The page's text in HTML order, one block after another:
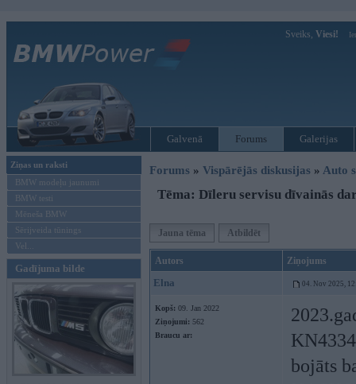
Sveiks, Viesi!
Galvenā Forums Galerijas
Ziņas un raksti
BMW modeļu jaunumi
BMW testi
Mēneša BMW
Sērijveida tūnings
Vel...
Gadījuma bilde
Forums » Vispārējās diskusijas » Auto
Tēma: Dīleru servisu dīvainās
Jauna tēma Atbildēt
Autors Ziņojums
Elna 04. Nov 2025,
Kopš: 09. Jan 2022
Ziņojumi: 562
Braucu ar:
bojāts